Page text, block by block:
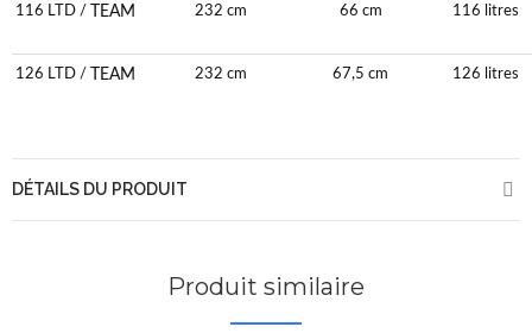
116 LTD / TEAM 232 cm 66 cm 116 litres
126 LTD / TEAM 232 cm 67,5 cm 126 litres
DÉTAILS DU PRODUIT
Produit similaire